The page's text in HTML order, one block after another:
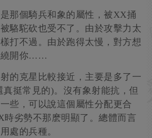
那個騎兵和象的屬性，被XX捅
駱駝砍也受不了。由於攻擊力太
打不過。由於跑得太慢，對方想
繞開你……
的克星比較接近，主要是多了一
挺常見的)。沒有象射能抗，但
些，可以說這個屬性分配更合
時劣勢不那麽明顯了。總體而言
處的兵種。